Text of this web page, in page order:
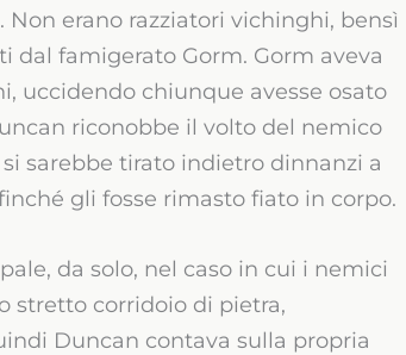
erano razziatori vichinghi, bensì
dal famigerato Gorm. Gorm aveva
uccidendo chiunque avesse osato
riconobbe il volto del nemico
sarebbe tirato indietro dinnanzi a
gli fosse rimasto fiato in corpo.
da solo, nel caso in cui i nemici
stretto corridoio di pietra,
Duncan contava sulla propria